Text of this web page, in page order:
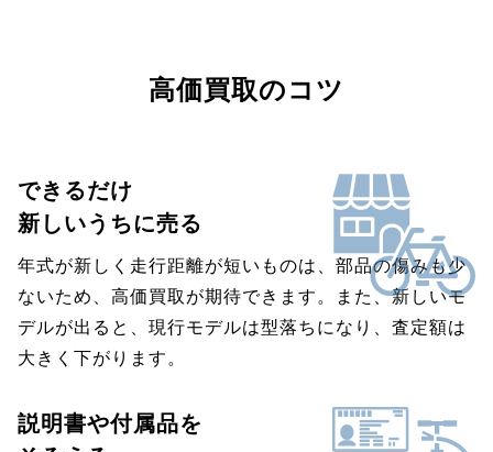
高価買取のコツ
できるだけ
新しいうちに売る
年式が新しく走行距離が短いものは、部品の傷みも少
ないため、高価買取が期待できます。また、新しいモ
デルが出ると、現行モデルは型落ちになり、査定額は
大きく下がります。
説明書や付属品を